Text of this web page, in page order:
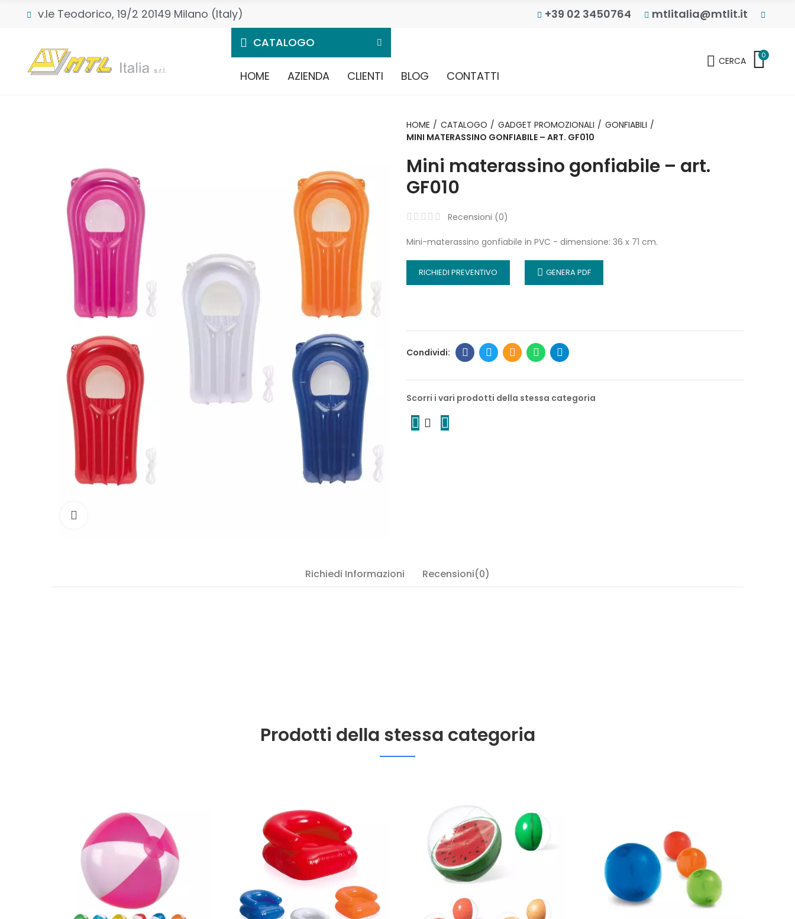
v.le Teodorico, 19/2 20149 Milano (Italy) +39 02 3450764
mtlitalia@mtlit.it
CATALOGO
HOME AZIENDA CLIENTI BLOG CONTATTI
CERCA
0
HOME CATALOGO GADGET PROMOZIONALI
GONFIABILI
MINI MATERASSINO GONFIABILE – ART. GF010
Mini materassino gonfiabile – art.
GF010
Recensioni (0)
Mini-materassino gonfiabile in PVC - dimensione: 36 x 71 cm.
RICHIEDI PREVENTIVO GENERA PDF
Scorri i vari prodotti della stessa categoria
Richiedi Informazioni Recensioni(0)
Prodotti della stessa categoria